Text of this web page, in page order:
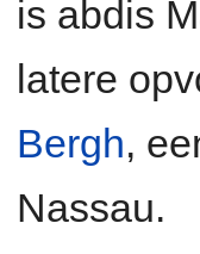
is abdis
latere
Bergh,
Nassau.